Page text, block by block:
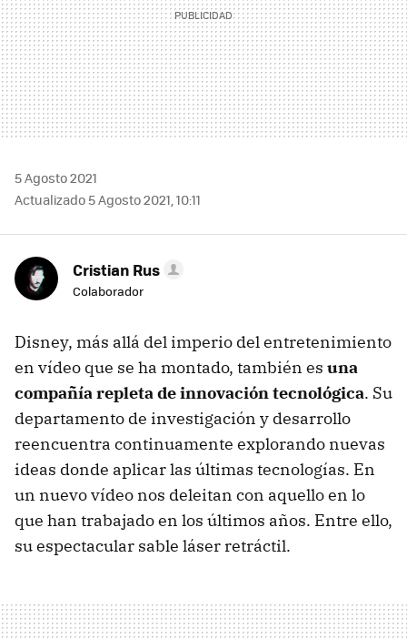
5 Agosto 2021
Actualizado 5 Agosto 2021, 10:11
Cristian Rus
Colaborador
Disney, más allá del imperio del entretenimiento
en vídeo que se ha montado, también es una
compañía repleta de innovación tecnológica. Su
departamento de investigación y desarrollo
reencuentra continuamente explorando nuevas
ideas donde aplicar las últimas tecnologías. En
un nuevo vídeo nos deleitan con aquello en lo
que han trabajado en los últimos años. Entre ello,
su espectacular sable láser retráctil.